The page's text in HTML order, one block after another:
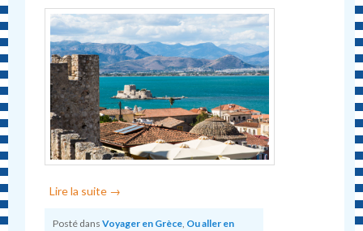
Lire la suite →
Posté dans Voyager en Grèce, Ou aller en